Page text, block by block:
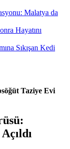
Malatya da
Hayatını
Sıkışan Kedi
Taziye Evi